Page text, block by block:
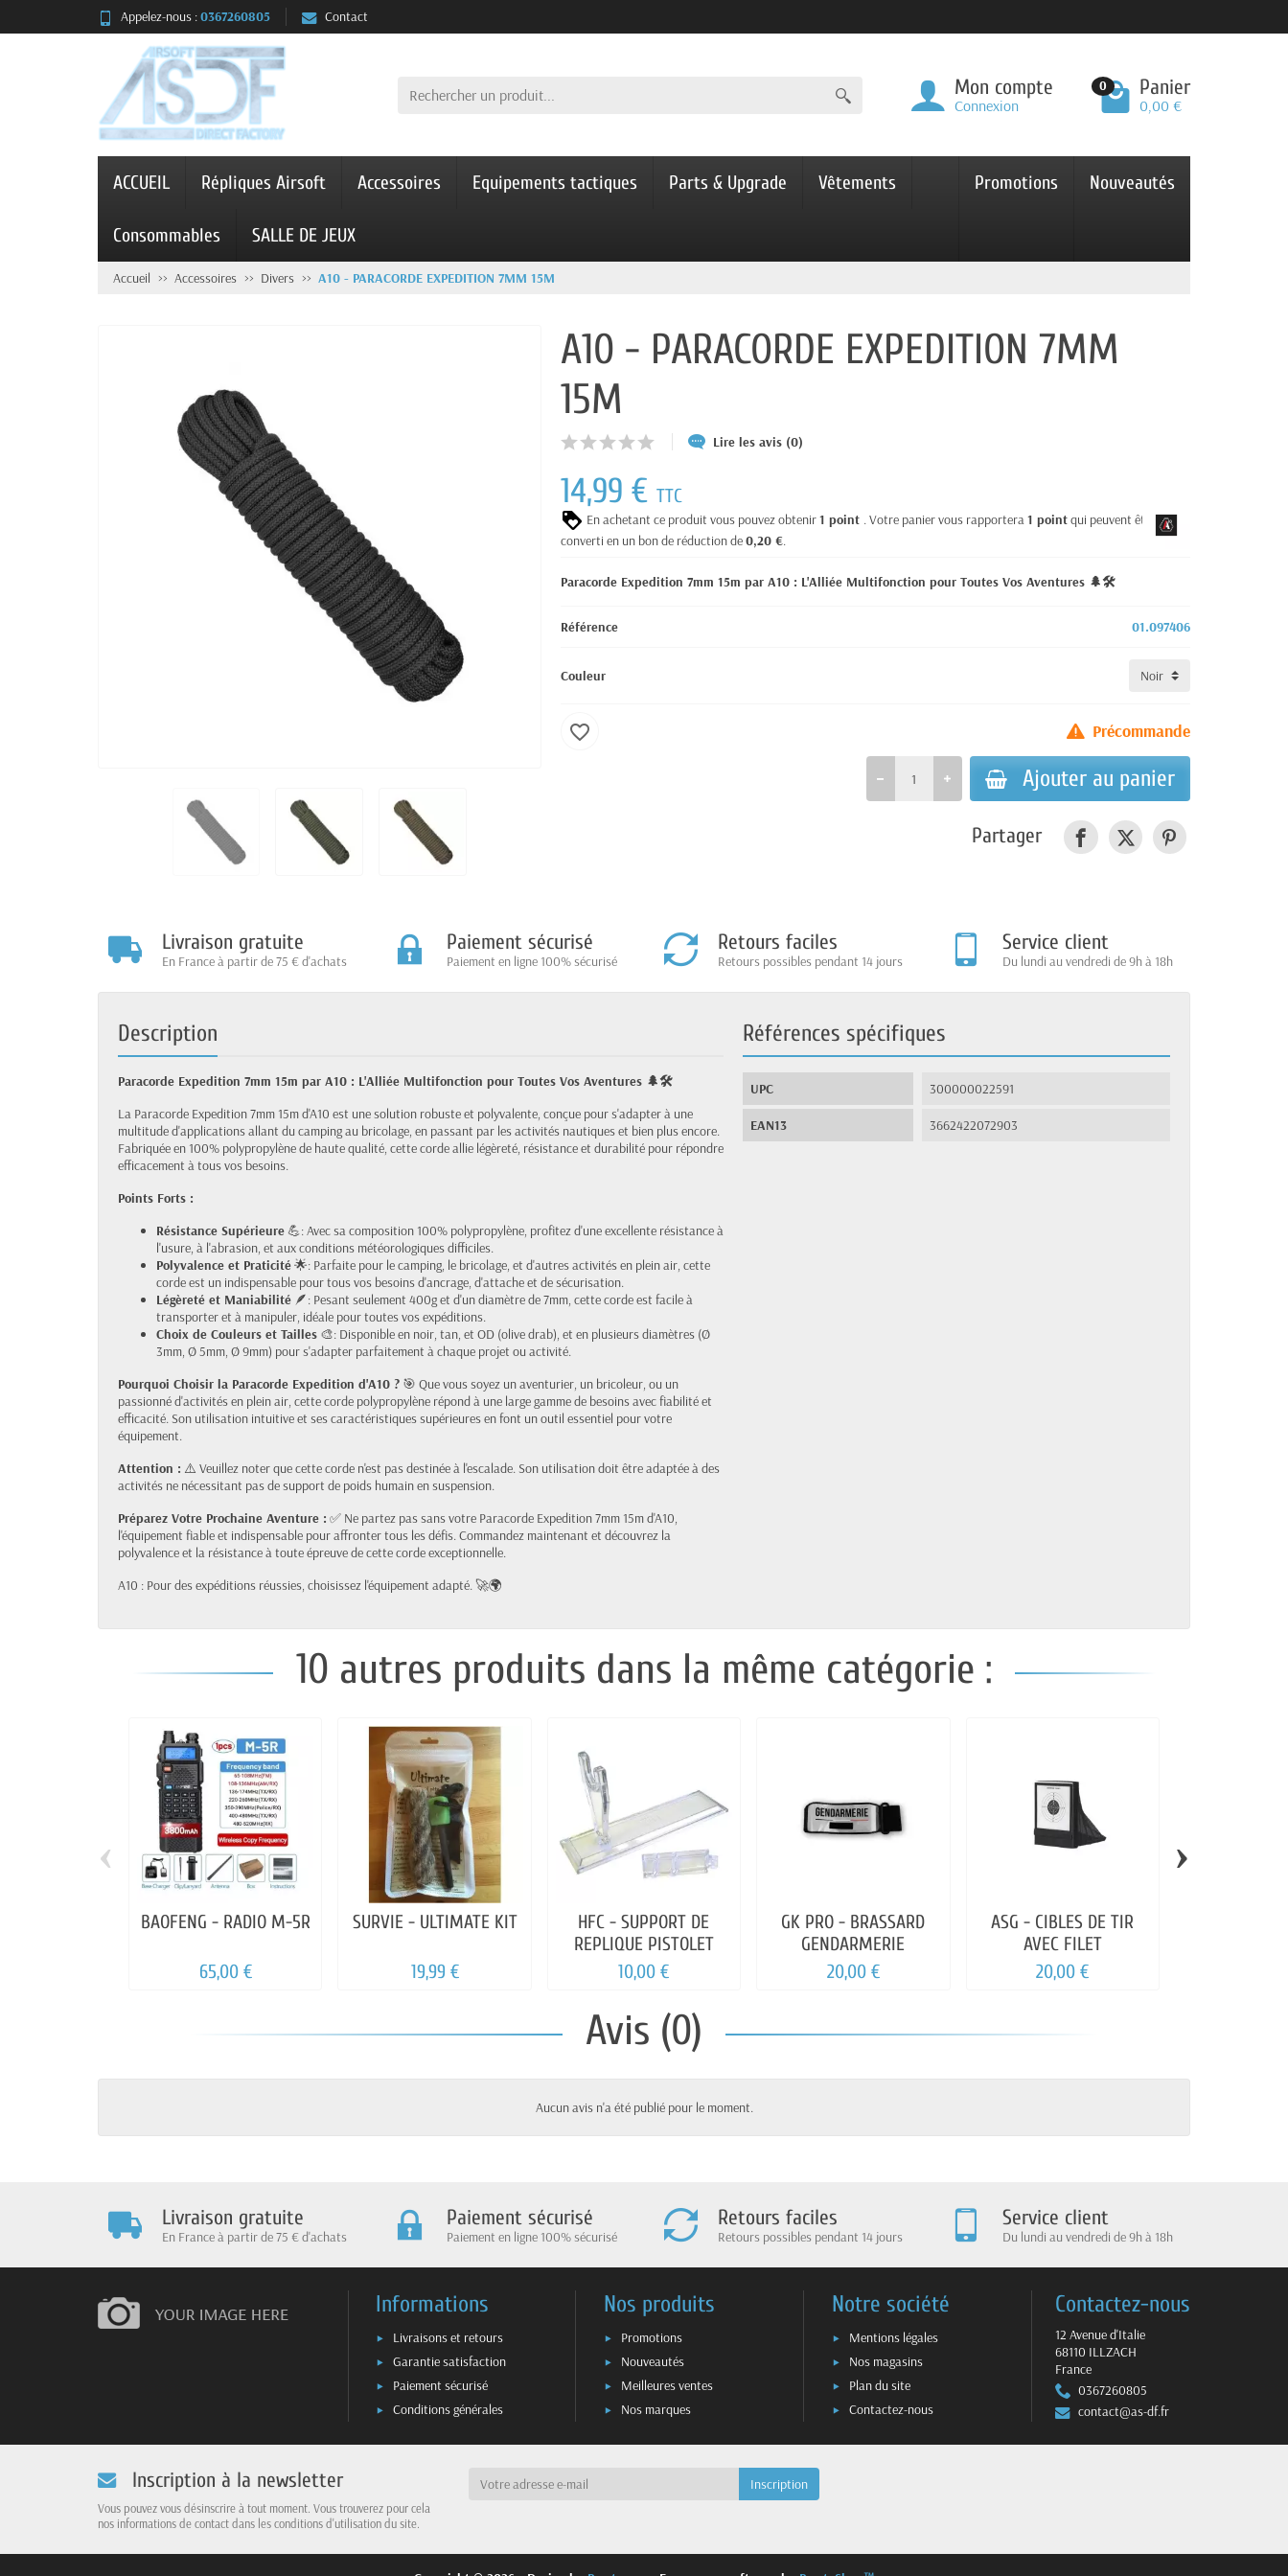
Appelez-nous :0367260805 Contact
Mon compte
Connexion
0 Panier
0,00 €
ACCUEIL Répliques Airsoft Accessoires Equipements tactiques Parts & Upgrade Vêtements
Consommables SALLE DE JEUX
Promotions Nouveautés
Accueil Accessoires Divers A10 - PARACORDE EXPEDITION 7MM 15M
A10 - PARACORDE EXPEDITION 7MM
15M
Lire les avis (0)
14,99 €TTC
En achetant ce produit vous pouvez obtenir1 point . Votre panier vous rapportera1 pointqui peuvent être
converti en un bon de réduction de0,20 €.
Paracorde Expedition 7mm 15m par A10 : L'Alliée Multifonction pour Toutes Vos Aventures 🌲🛠️
Référence 01.097406
Couleur
Précommande
Ajouter au panier
favorite_border
Partager
Livraison gratuite
En France à partir de 75 € d'achats
Paiement sécurisé
Paiement en ligne 100% sécurisé
Retours faciles
Retours possibles pendant 14 jours
Service client
Du lundi au vendredi de 9h à 18h
Description
Paracorde Expedition 7mm 15m par A10 : L'Alliée Multifonction pour Toutes Vos Aventures 🌲🛠️
La Paracorde Expedition 7mm 15m d'A10 est une solution robuste et polyvalente, conçue pour s'adapter à une
multitude d'applications allant du camping au bricolage, en passant par les activités nautiques et bien plus encore.
Fabriquée en 100% polypropylène de haute qualité, cette corde allie légèreté, résistance et durabilité pour répondre
efficacement à tous vos besoins.
Points Forts :
Résistance Supérieure 💪: Avec sa composition 100% polypropylène, profitez d'une excellente résistance à
l'usure, à l'abrasion, et aux conditions météorologiques difficiles.
Polyvalence et Praticité🌟: Parfaite pour le camping, le bricolage, et d'autres activités en plein air, cette
corde est un indispensable pour tous vos besoins d'ancrage, d'attache et de sécurisation.
Légèreté et Maniabilité 🪶: Pesant seulement 400g et d'un diamètre de 7mm, cette corde est facile à
transporter et à manipuler, idéale pour toutes vos expéditions.
Choix de Couleurs et Tailles 🎨: Disponible en noir, tan, et OD (olive drab), et en plusieurs diamètres (Ø
3mm, Ø 5mm, Ø 9mm) pour s'adapter parfaitement à chaque projet ou activité.
Pourquoi Choisir la Paracorde Expedition d'A10 ? 🎯 Que vous soyez un aventurier, un bricoleur, ou un
passionné d'activités en plein air, cette corde polypropylène répond à une large gamme de besoins avec fiabilité et
efficacité. Son utilisation intuitive et ses caractéristiques supérieures en font un outil essentiel pour votre
équipement.
Attention : ⚠️ Veuillez noter que cette corde n'est pas destinée à l'escalade. Son utilisation doit être adaptée à des
activités ne nécessitant pas de support de poids humain en suspension.
Préparez Votre Prochaine Aventure : ✅ Ne partez pas sans votre Paracorde Expedition 7mm 15m d'A10,
l'équipement fiable et indispensable pour affronter tous les défis. Commandez maintenant et découvrez la
polyvalence et la résistance à toute épreuve de cette corde exceptionnelle.
A10 : Pour des expéditions réussies, choisissez l'équipement adapté. 🚀🌍
Références spécifiques
UPC 300000022591
EAN13 3662422072903
10 autres produits dans la même catégorie :
BAOFENG - RADIO M-5R
65,00 €
SURVIE - ULTIMATE KIT
19,99 €
HFC - SUPPORT DE
REPLIQUE PISTOLET
10,00 €
GK PRO - BRASSARD
GENDARMERIE
20,00 €
ASG - CIBLES DE TIR
AVEC FILET
20,00 €
‹ ›
Avis (0)
Aucun avis n'a été publié pour le moment.
Livraison gratuite
En France à partir de 75 € d'achats
Paiement sécurisé
Paiement en ligne 100% sécurisé
Retours faciles
Retours possibles pendant 14 jours
Service client
Du lundi au vendredi de 9h à 18h
Informations
Livraisons et retours
Garantie satisfaction
Paiement sécurisé
Conditions générales
Nos produits
Promotions
Nouveautés
Meilleures ventes
Nos marques
Notre société
Mentions légales
Nos magasins
Plan du site
Contactez-nous
Contactez-nous
12 Avenue d'Italie
68110 ILLZACH
France
0367260805
contact@as-df.fr
Inscription à la newsletter
Vous pouvez vous désinscrire à tout moment. Vous trouverez pour cela
nos informations de contact dans les conditions d'utilisation du site.